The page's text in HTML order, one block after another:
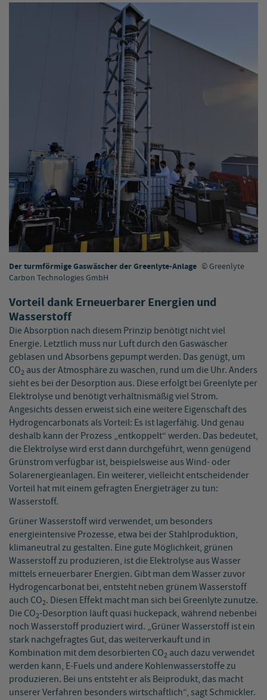
Der turmförmige Gaswäscher der Greenlyte-Anlage
Greenlyte
Carbon Technologies GmbH
Vorteil dank Erneuerbarer Energien und
Wasserstoff
Die Absorption nach diesem Prinzip benötigt nicht viel
Energie. Letztlich muss nur Luft durch den Gaswäscher
geblasen und Absorbens gepumpt werden. Das genügt, um
CO2 aus der Atmosphäre zu waschen, rund um die Uhr. Anders
sieht es bei der Desorption aus. Diese erfolgt bei Greenlyte per
Elektrolyse und benötigt verhältnismäßig viel Strom.
Angesichts dessen erweist sich eine weitere Eigenschaft des
Hydrogencarbonats als Vorteil: Es ist lagerfähig. Und genau
deshalb kann der Prozess „entkoppelt“ werden. Das bedeutet,
die Elektrolyse wird erst dann durchgeführt, wenn genügend
Grünstrom verfügbar ist, beispielsweise aus Wind- oder
Solarenergieanlagen. Ein weiterer, vielleicht entscheidender
Vorteil hat mit einem gefragten Energieträger zu tun:
Wasserstoff.
Grüner Wasserstoff wird verwendet, um besonders
energieintensive Prozesse, etwa bei der Stahlproduktion,
klimaneutral zu gestalten. Eine gute Möglichkeit, grünen
Wasserstoff zu produzieren, ist die Elektrolyse aus Wasser
mittels erneuerbarer Energien. Gibt man dem Wasser zuvor
Hydrogencarbonat bei, entsteht neben grünem Wasserstoff
auch CO2. Diesen Effekt macht man sich bei Greenlyte zunutze.
Die CO2-Desorption läuft quasi huckepack, während nebenbei
noch Wasserstoff produziert wird. „Grüner Wasserstoff ist ein
stark nachgefragtes Gut, das weiterverkauft und in
Kombination mit dem desorbierten CO2 auch dazu verwendet
werden kann, E-Fuels und andere Kohlenwasserstoffe zu
produzieren. Bei uns entsteht er als Beiprodukt, das macht
unserer Verfahren besonders wirtschaftlich“, sagt Schmickler.